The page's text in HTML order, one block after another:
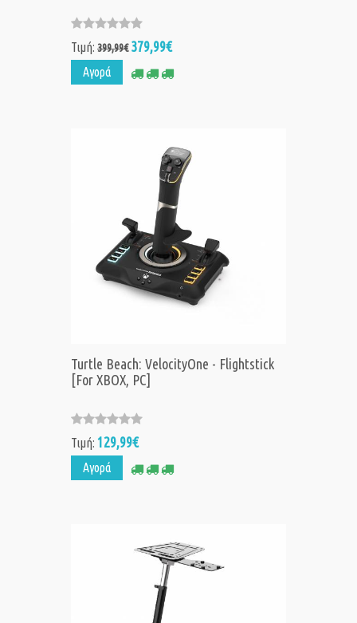
Τιμή: 399,99€ 379,99€
Αγορά
Turtle Beach: VelocityOne - Flightstick
[For XBOX, PC]
Τιμή: 129,99€
Αγορά